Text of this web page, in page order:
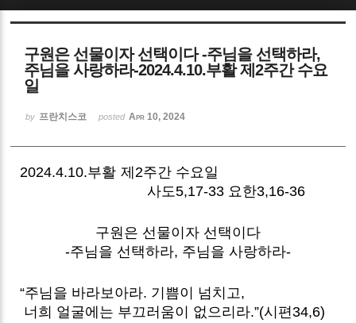
구원은 선물이자 선택이다 -주님을 선택하라,
주님을 사랑하라-2024.4.10.부활 제2주간 수요
일
by 프란치스코 posted Apr 10, 2024
2024.4.10.부활 제2주간 수요일
사도5,17-33 요한3,16-36
구원은 선물이자 선택이다
-주님을 선택하라, 주님을 사랑하라-
“주님을 바라보아라. 기쁨이 넘치고,
너희 얼굴에는 부끄러움이 없으리라.”(시편34,6)
Sketchbook5, 스케치북5
Sketchbook5, 스케치북5